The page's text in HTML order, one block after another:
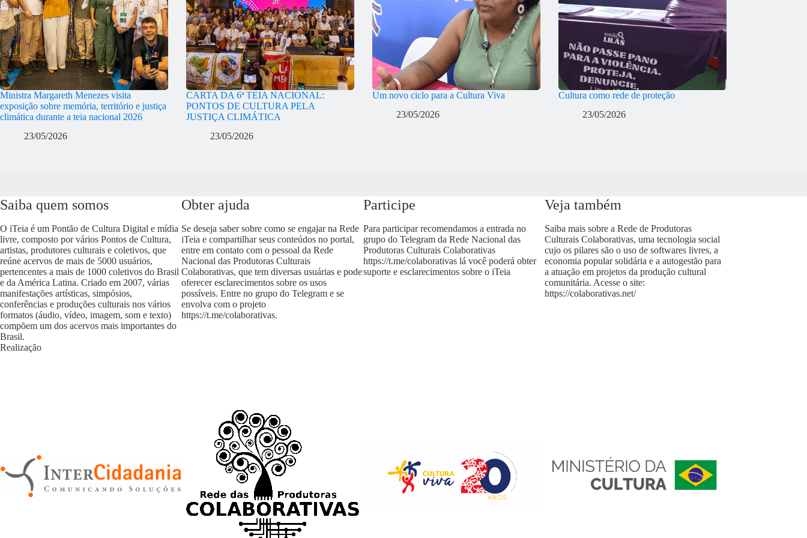
Ministra Margareth Menezes visita
exposição sobre memória, território e justiça
climática durante a teia nacional 2026
23/05/2026
CARTA DA 6ª TEIA NACIONAL:
PONTOS DE CULTURA PELA
JUSTIÇA CLIMÁTICA
23/05/2026
Um novo ciclo para a Cultura Viva
23/05/2026
Cultura como rede de proteção
23/05/2026
Saiba quem somos
O iTeia é um Pontão de Cultura Digital e mídia
livre, composto por vários Pontos de Cultura,
artistas, produtores culturais e coletivos, que
reúne acervos de mais de 5000 usuários,
pertencentes a mais de 1000 coletivos do Brasil
e da América Latina. Criado em 2007, várias
manifestações artísticas, simpósios,
conferências e produções culturais nos vários
formatos (áudio, vídeo, imagem, som e texto)
compõem um dos acervos mais importantes do
Brasil.
Obter ajuda
Se deseja saber sobre como se engajar na Rede
iTeia e compartilhar seus conteúdos no portal,
entre em contato com o pessoal da Rede
Nacional das Produtoras Culturais
Colaborativas, que tem diversas usuárias e pode
oferecer esclarecimentos sobre os usos
possíveis. Entre no grupo do Telegram e se
envolva com o projeto
https://t.me/colaborativas.
Participe
Para participar recomendamos a entrada no
grupo do Telegram da Rede Nacional das
Produtoras Culturais Colaborativas
https://t.me/colaborativaslá você poderá obter
suporte e esclarecimentos sobre o iTeia
Veja também
Saiba mais sobre a Rede de Produtoras
Culturais Colaborativas, uma tecnologia social
cujo os pilares são o uso de softwares livres, a
economia popular solidária e a autogestão para
a atuação em projetos da produção cultural
comunitária. Acesse o site:
https://colaborativas.net/
Realização